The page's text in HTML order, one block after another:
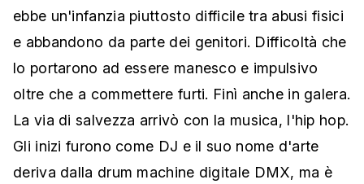
ebbe un'infanzia piuttosto difficile tra abusi fisici
e abbandono da parte dei genitori. Difficoltà che
lo portarono ad essere manesco e impulsivo
oltre che a commettere furti. Finì anche in galera.
La via di salvezza arrivò con la musica, l'hip hop.
Gli inizi furono come DJ e il suo nome d'arte
deriva dalla drum machine digitale DMX, ma è